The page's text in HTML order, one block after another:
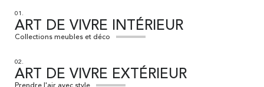
01.
ART DE VIVRE INTÉRIEUR
Collections meubles et déco
02.
ART DE VIVRE EXTÉRIEUR